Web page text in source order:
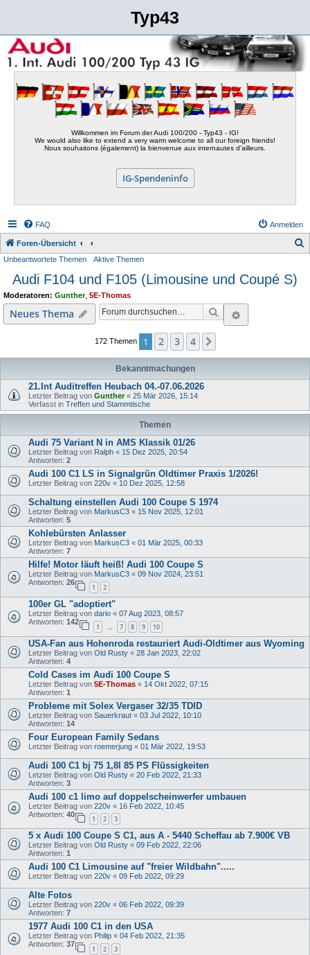
Typ43
Willkommen im Forum der Audi 100/200 - Typ43 - IG!
We would also like to extend a very warm welcome to all our foreign friends!
Nous souhaitons (également) la bienvenue aux internautes d'ailleurs.
IG-Spendeninfo
FAQ Anmelden
Foren-Übersicht
Unbeantwortete Themen Aktive Themen
Audi F104 und F105 (Limousine und Coupé S)
Moderatoren: Gunther, 5E-Thomas
Neues Thema Suche
172 Themen 1 2 3 4
Bekanntmachungen
21.Int Auditreffen Heubach 04.-07.06.2026
Letzter Beitrag von Gunther« 25 Mär 2026, 15:14
Verfasst in Treffen und Stammtische
Themen
Audi 75 Variant N in AMS Klassik 01/26
Letzter Beitrag von Ralph « 15 Dez 2025, 20:54
Antworten: 2
Audi 100 C1 LS in Signalgrün Oldtimer Praxis 1/2026!
Letzter Beitrag von 220v « 10 Dez 2025, 12:58
Schaltung einstellen Audi 100 Coupe S 1974
Letzter Beitrag von MarkusC3 « 15 Nov 2025, 12:01
Antworten: 5
Kohlebürsten Anlasser
Letzter Beitrag von MarkusC3 « 01 Mär 2025, 00:33
Antworten: 7
Hilfe! Motor läuft heiß! Audi 100 Coupe S
Letzter Beitrag von MarkusC3 « 09 Nov 2024, 23:51
Antworten: 26
1 2
100er GL "adoptiert"
Letzter Beitrag von dario « 07 Aug 2023, 08:57
Antworten: 142
1 … 7 8 9 10
USA-Fan aus Hohenroda restauriert Audi-Oldtimer aus Wyoming
Letzter Beitrag von Old Rusty « 28 Jan 2023, 22:02
Antworten: 4
Cold Cases im Audi 100 Coupe S
Letzter Beitrag von 5E-Thomas « 14 Okt 2022, 07:15
Antworten: 1
Probleme mit Solex Vergaser 32/35 TDID
Letzter Beitrag von Sauerkraut « 03 Jul 2022, 10:10
Antworten: 14
Four European Family Sedans
Letzter Beitrag von roemerjung « 01 Mär 2022, 19:53
Audi 100 C1 bj 75 1,8l 85 PS Flüssigkeiten
Letzter Beitrag von Old Rusty « 20 Feb 2022, 21:33
Antworten: 3
Audi 100 c1 limo auf doppelscheinwerfer umbauen
Letzter Beitrag von 220v « 16 Feb 2022, 10:45
Antworten: 40
1 2 3
5 x Audi 100 Coupe S C1, aus A - 5440 Scheffau ab 7.900€ VB
Letzter Beitrag von Old Rusty « 09 Feb 2022, 22:06
Antworten: 1
Audi 100 C1 Limousine auf "freier Wildbahn".....
Letzter Beitrag von 220v « 09 Feb 2022, 09:29
Alte Fotos
Letzter Beitrag von 220v « 06 Feb 2022, 09:39
Antworten: 7
1977 Audi 100 C1 in den USA
Letzter Beitrag von Philip « 04 Feb 2022, 21:35
Antworten: 37
1 2 3